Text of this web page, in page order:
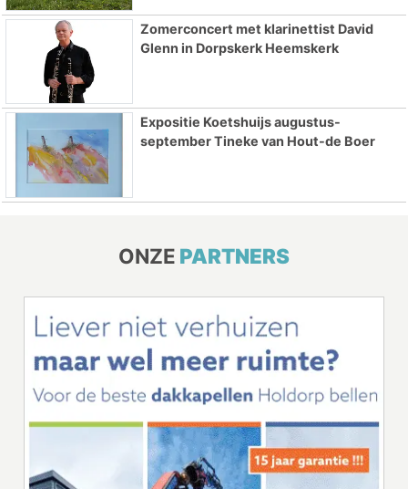
Zomerconcert met klarinettist David
Glenn in Dorpskerk Heemskerk
Expositie Koetshuijs augustus-
september Tineke van Hout-de Boer
ONZE PARTNERS